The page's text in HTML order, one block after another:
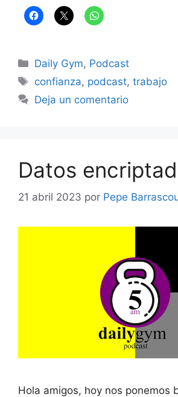
Categorías
Daily Gym, Podcast
Etiquetas
confianza, podcast,trabajo
Deja un comentario
Datos
21 abril 2023 por Pepe
Hola amigos, hoy nos ponemos